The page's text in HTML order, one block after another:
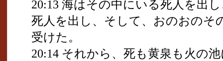
20:13 海はその中にいる死人を出
死人を出し、そして、おのおのそ
受けた。
20:14 それから、死も黄泉も火の